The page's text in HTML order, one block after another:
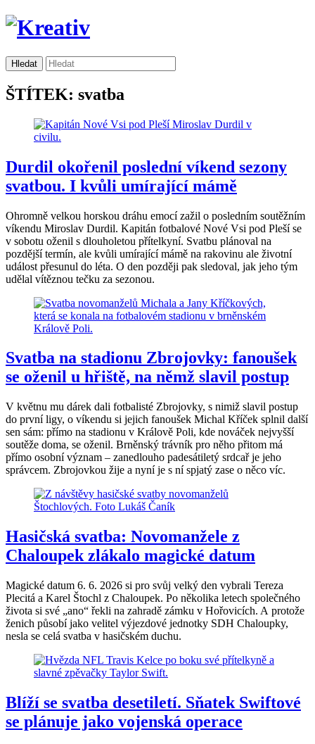
ŠTÍTEK: svatba
Durdil okořenil poslední víkend sezony
svatbou. I kvůli umírající mámě
Ohromně velkou horskou dráhu emocí zažil o posledním soutěžním
víkendu Miroslav Durdil. Kapitán fotbalové Nové Vsi pod Pleší se
v sobotu oženil s dlouholetou přítelkyní. Svatbu plánoval na
pozdější termín, ale kvůli umírající mámě na rakovinu ale životní
událost přesunul do léta. O den později pak sledoval, jak jeho tým
udělal vítěznou tečku za sezonou.
Svatba na stadionu Zbrojovky: fanoušek
se oženil u hřiště, na němž slavil postup
V květnu mu dárek dali fotbalisté Zbrojovky, s nimiž slavil postup
do první ligy, o víkendu si jejich fanoušek Michal Kříček splnil další
sen sám: přímo na stadionu v Králově Poli, kde nováček nejvyšší
soutěže doma, se oženil. Brněnský trávník pro něho přitom má
přímo osobní význam – zanedlouho padesátiletý srdcař je jeho
správcem. Zbrojovkou žije a nyní je s ní spjatý zase o něco víc.
Hasičská svatba: Novomanžele z
Chaloupek zlákalo magické datum
Magické datum 6. 6. 2026 si pro svůj velký den vybrali Tereza
Plecitá a Karel Štochl z Chaloupek. Po několika letech společného
života si své „ano“ řekli na zahradě zámku v Hořovicích. A protože
ženich působí jako velitel výjezdové jednotky SDH Chaloupky,
nesla se celá svatba v hasičském duchu.
Blíží se svatba desetiletí. Sňatek Swiftové
se plánuje jako vojenská operace